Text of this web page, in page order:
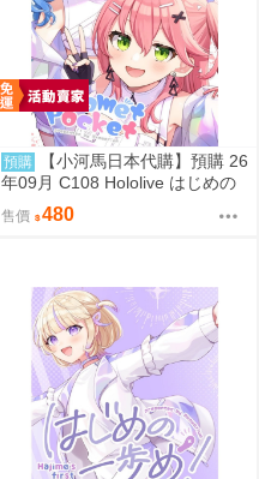
預購
【小河馬日本代購】預購 26
年09月 C108 Hololive はじめの
一歩め! 繪師:阿古わざき
售價 480